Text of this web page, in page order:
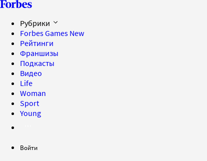
Рубрики
Forbes Games New
Рейтинги
Франшизы
Подкасты
Видео
Life
Woman
Sport
Young
Войти